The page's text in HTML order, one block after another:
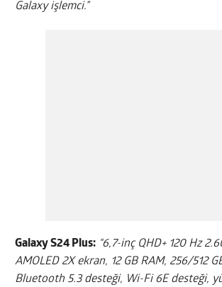
Galaxy işlemci.”
Galaxy S24 Plus: “6,7-inç QHD+ 120 Hz
AMOLED 2X ekran, 12 GB RAM, 256/512
Bluetooth 5.3 desteği, Wi-Fi 6E desteği,